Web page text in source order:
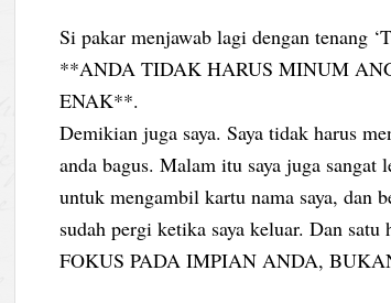
Si pakar menjawab lagi dengan tenang
**ANDA TIDAK HARUS MINUM
ENAK**.
Demikian juga saya. Saya tidak harus
anda bagus. Malam itu saya juga sangat
untuk mengambil kartu nama saya, dan
sudah pergi ketika saya keluar. Dan
FOKUS PADA IMPIAN ANDA,